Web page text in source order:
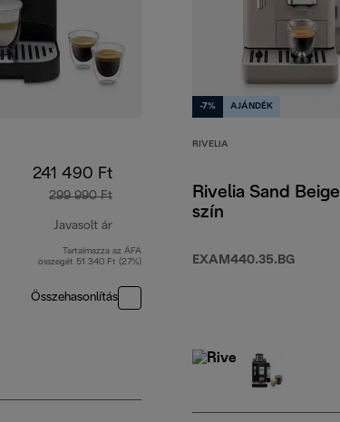
241 490 Ft
299 990 Ft
Javasolt ár
eredeti ár 299 990 Ft
Tartalmazza az ÁFA
összegét 51 340 Ft (27%)
Összehasonlítás
-7% AJÁNDÉK
RIVELIA
Rivelia Sand Beige
szín
EXAM440.35.BG